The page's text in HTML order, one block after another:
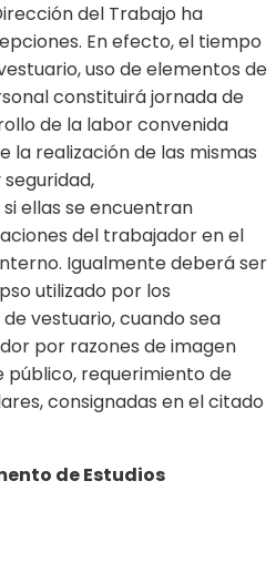
del Trabajo ha
En efecto, el tiempo
uso de elementos de
constituirá jornada de
de la labor convenida
la realización de las mismas
ellas se encuentran
del trabajador en el
Igualmente deberá ser
utilizado por los
vestuario, cuando sea
por razones de imagen
requerimiento de
consignadas en el citado
de Estudios